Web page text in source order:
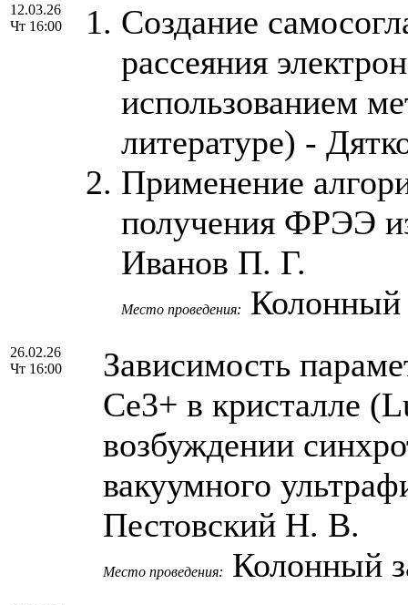
12.03.26
Чт 16:00
Создание
рассеяния
использованием
литературе) -
Применение
получения ФРЭЭ
Иванов П. Г.
Место проведения:
26.02.26
Чт 16:00
Зависимость
Се3+ в кристалле
возбуждении
вакуумного
Пестовский Н. В.
Место проведения: Колонный